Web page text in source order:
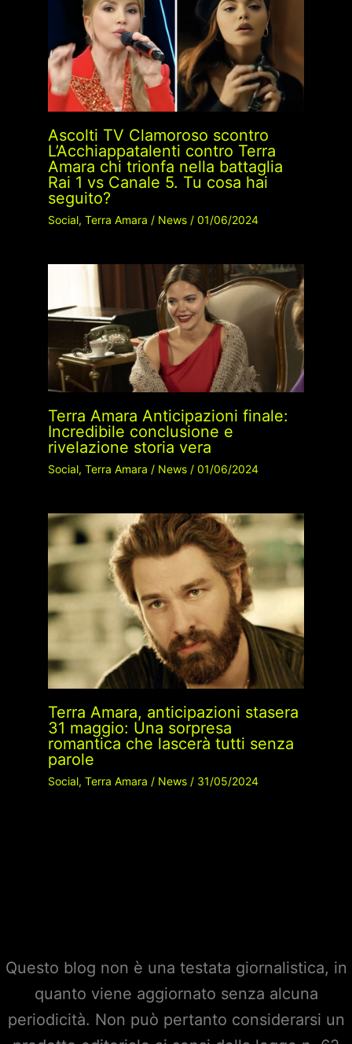
Ascolti TV Clamoroso scontro
L’Acchiappatalenti contro Terra
Amara chi trionfa nella battaglia
Rai 1 vs Canale 5. Tu cosa hai
seguito?
Social, Terra Amara / News/ 01/06/2024
Terra Amara Anticipazioni finale:
Incredibile conclusione e
rivelazione storia vera
Social, Terra Amara / News/ 01/06/2024
Terra Amara, anticipazioni stasera
31 maggio: Una sorpresa
romantica che lascerà tutti senza
parole
Social, Terra Amara / News/ 31/05/2024
Questo blog non è una testata giornalistica, in
quanto viene aggiornato senza alcuna
periodicità. Non può pertanto considerarsi un